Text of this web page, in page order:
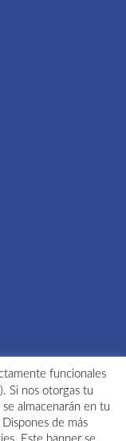
funcionales
Si nos otorgas tu
almacenarán en tu
de más